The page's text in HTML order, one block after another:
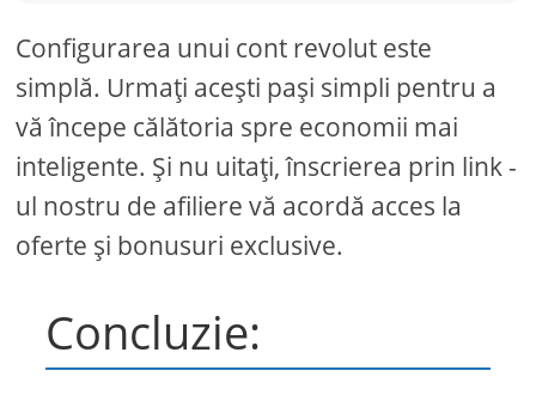
Configurarea unui cont revolut este
simplă. Urmați acești pași simpli pentru a
vă începe călătoria spre economii mai
inteligente. Și nu uitați, înscrierea prin link -
ul nostru de afiliere vă acordă acces la
oferte și bonusuri exclusive.
Concluzie: